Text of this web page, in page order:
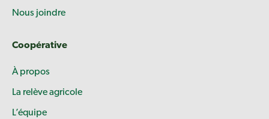
Nous joindre
Coopérative
À propos
La relève agricole
L’équipe